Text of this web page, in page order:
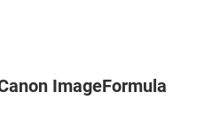
ImageFormula